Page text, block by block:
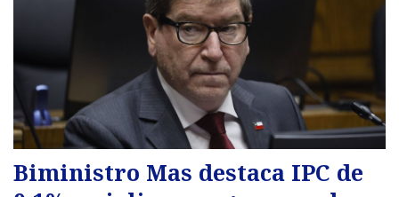
Biministro Mas destaca IPC de